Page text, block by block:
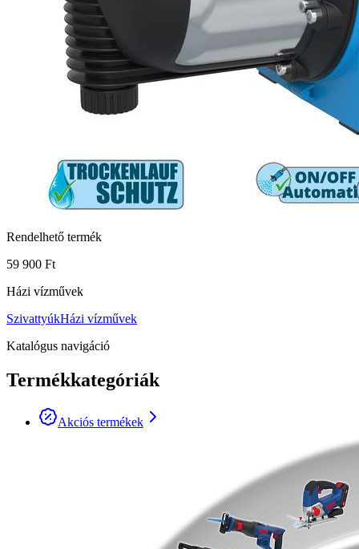
Rendelhető termék
59 900 Ft
Házi vízművek
SzivattyúkHázi vízművek
Katalógus navigáció
Termékkategóriák
Akciós termékek